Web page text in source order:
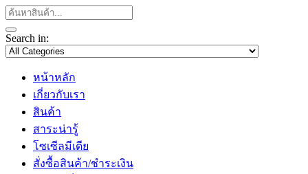
Search in:
หน้าหลัก
เกี่ยวกับเรา
สินค้า
สาระน่ารู้
โซเซีลมีเดีย
สั่งซื้อสินค้า/ชำระเงิน